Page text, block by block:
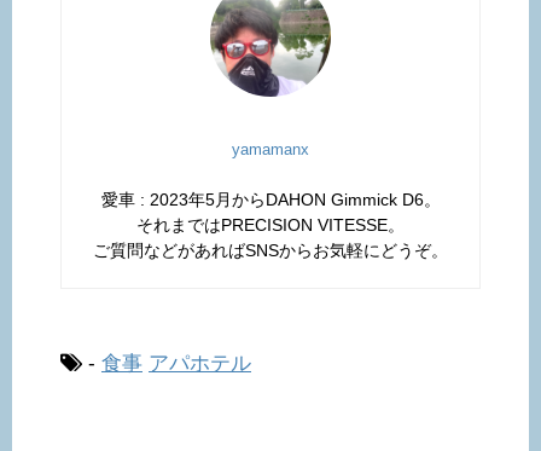
yamamanx
愛車 : 2023年5月からDAHON Gimmick D6。
それまではPRECISION VITESSE。
ご質問などがあればSNSからお気軽にどうぞ。
- 食事 アパホテル